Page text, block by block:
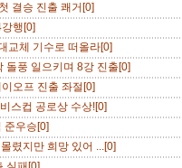
결승 진출 쾌거[0]
행[0]
교체 기수로 떠올라[0]
돌풍 일으키며 8강 진출[0]
오프 진출 좌절[0]
스컵 공로상 수상![0]
준우승[0]
렸지만 희망 있어 ...[0]